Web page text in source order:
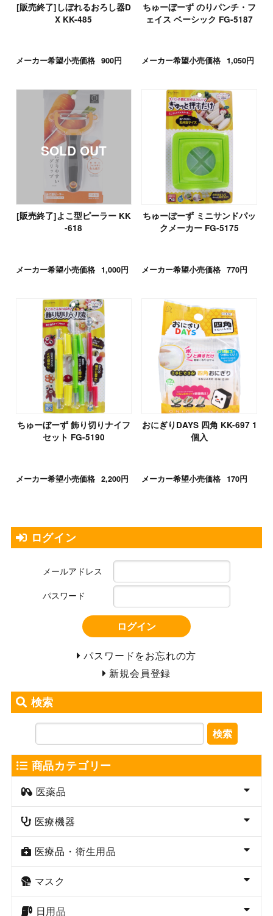
[販売終了]しぼれるおろし器D
X KK-485
メーカー希望小売価格 900円
ちゅーぼーず のりパンチ・フ
ェイス ベーシック FG-5187
メーカー希望小売価格 1,050円
[販売終了]よこ型ピーラー KK
-618
メーカー希望小売価格 1,000円
ちゅーぼーず ミニサンドパッ
クメーカー FG-5175
メーカー希望小売価格 770円
ちゅーぼーず 飾り切りナイフ
セット FG-5190
メーカー希望小売価格 2,200円
おにぎりDAYS 四角 KK-697 1
個入
メーカー希望小売価格 170円
ログイン
メールアドレス
パスワード
ログイン
パスワードをお忘れの方
新規会員登録
検索
検索
商品カテゴリー
医薬品
医療機器
医療品・衛生用品
マスク
日用品